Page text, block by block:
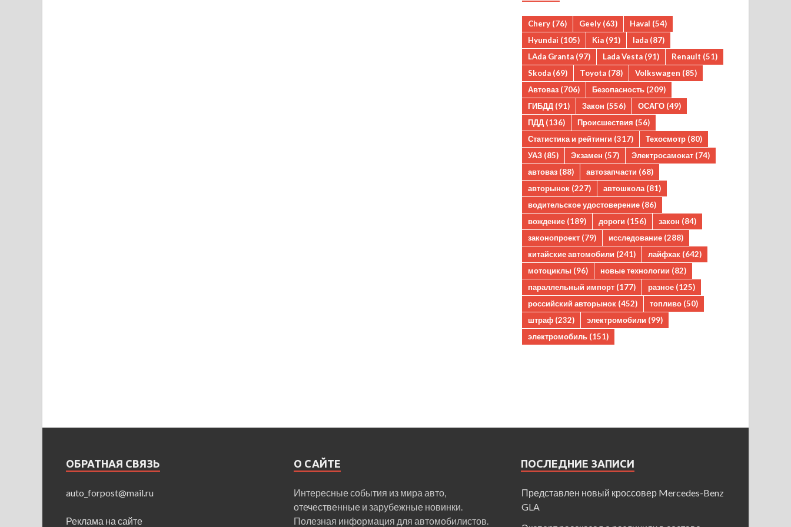
Chery (76) Geely (63) Haval (54)
Hyundai (105) Kia (91) lada (87)
LAda Granta (97) Lada Vesta (91) Renault (51)
Skoda (69) Toyota (78) Volkswagen (85)
Автоваз (706) Безопасность (209)
ГИБДД (91) Закон (556) ОСАГО (49)
ПДД (136) Происшествия (56)
Статистика и рейтинги (317) Техосмотр (80)
УАЗ (85) Экзамен (57) Электросамокат (74)
автоваз (88) автозапчасти (68)
авторынок (227) автошкола (81)
водительское удостоверение (86)
вождение (189) дороги (156) закон (84)
законопроект (79) исследование (288)
китайские автомобили (241) лайфхак (642)
мотоциклы (96) новые технологии (82)
параллельный импорт (177) разное (125)
российский авторынок (452) топливо (50)
штраф (232) электромобили (99)
электромобиль (151)
ОБРАТНАЯ СВЯЗЬ
auto_forpost@mail.ru
Реклама на сайте
О САЙТЕ
Интересные события из мира авто,
отечественные и зарубежные новинки.
Полезная информация для автомобилистов.
ПОСЛЕДНИЕ ЗАПИСИ
Представлен новый кроссовер Mercedes-Benz
GLA